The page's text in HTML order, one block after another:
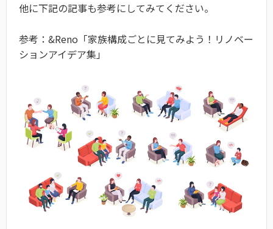
他に下記の記事も参考にしてみてください。
参考：&Reno「家族構成ごとに見てみよう！リノベー
ションアイデア集」